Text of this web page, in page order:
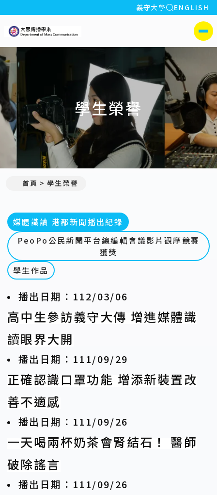
:::
義守大學 全站搜索
ENGLISH
側選單
學生榮譽
首頁 學生榮譽
媒體識讀 港都新聞播出紀錄
PeoPo公民新聞平台總編輯會議影片觀摩競賽
獲獎
學生作品
播出日期：112/03/06
高中生參訪義守大傳 增進媒體識
讀眼界大開
播出日期：111/09/29
正確認識口罩功能 增添新裝置改
善不適感
播出日期：111/09/26
一天喝兩杯奶茶會腎結石！ 醫師
破除謠言
播出日期：111/09/26